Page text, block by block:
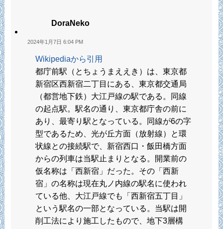
DoraNeko
2024年1月7日 6:04 PM
Wikipediaから引用
都庁前駅（とちょうまええき）は、東京都
新宿区西新宿二丁目にある、東京都交通局
（都営地下鉄）大江戸線の駅である。同線
の起点駅。駅名の通り、東京都庁舎の前に
あり、最寄り駅となっている。同線が6の字
型であるため、光が丘方面（放射線）と環
状線との接続駅で、新宿西口・飯田橋方面
からの列車は当駅止まりとなる。開業前の
仮名称は「西新宿」だった。その「西新
宿」の名称は現在丸ノ内線の駅名に使われ
ている他、大江戸線でも「西新宿五丁目」
という駅名の一部となっている。当駅は開
削工法により施工したもので、地下3層構